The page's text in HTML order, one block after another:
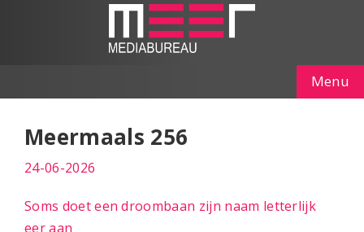
Menu
Meermaals 256
24-06-2026
Soms doet een droombaan zijn naam letterlijk
eer aan